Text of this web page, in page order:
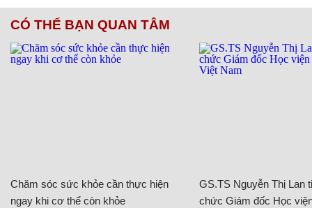
CÓ THỂ BẠN QUAN TÂM
Chăm sóc sức khỏe cần thực hiện
ngay khi cơ thể còn khỏe
GS.TS Nguyễn Thị Lan
chức Giám đốc Học